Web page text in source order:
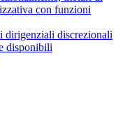
con funzioni
dirigenziali discrezionali
disponibili